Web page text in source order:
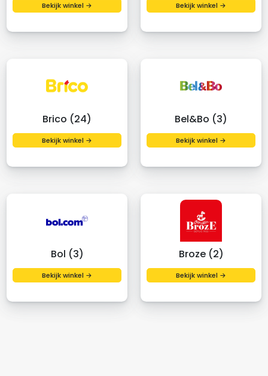
Bekijk winkel → Bekijk winkel →
Brico (24)
Bekijk winkel →
Bel&Bo (3)
Bekijk winkel →
Bol (3)
Bekijk winkel →
Broze (2)
Bekijk winkel →